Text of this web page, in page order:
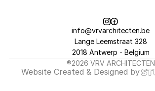
info@vrvarchitecten.be
Lange Leemstraat 328
2018 Antwerp - Belgium
®2026 VRV ARCHITECTEN
Website Created & Designed by